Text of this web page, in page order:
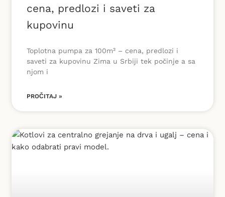
cena, predlozi i saveti za
kupovinu
Toplotna pumpa za 100m² – cena, predlozi i
saveti za kupovinu Zima u Srbiji tek počinje a sa
njom i
PROČITAJ »